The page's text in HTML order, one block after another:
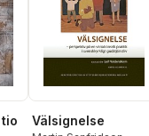
tio
Välsignelse